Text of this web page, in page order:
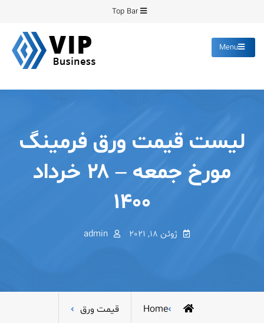
content
Top Bar
Menu
لیست قیمت ورق فرمینگ
مورخ جمعه – ۲۸ خرداد
۱۴۰۰
ژوئن 18, 2021 admin
Home قیمت ورق